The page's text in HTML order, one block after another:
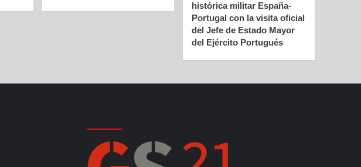
histórica militar España-
Portugal con la visita oficial
del Jefe de Estado Mayor
del Ejército Portugués